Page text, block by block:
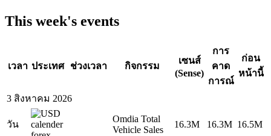
This week's events
เวลา ประเทศ ช่วงเวลา กิจกรรม
เซนส์
(Sense)
การ
คาด
การณ์
ก่อน
หน้านี้
3 สิงหาคม 2026
วัน
Omdia Total
Vehicle Sales
16.3M 16.3M 16.5M